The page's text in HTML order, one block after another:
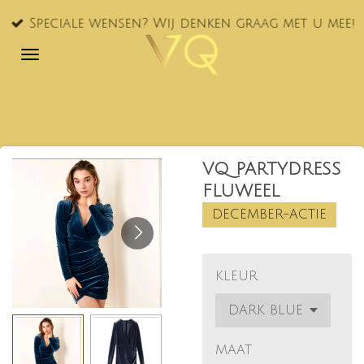
Ga
naar
Speciale wensen? Wij denken graag met u mee!
VQ PARTYDRESS
FLUWEEL
DECEMBER-ACTIE
KLEUR
MAAT